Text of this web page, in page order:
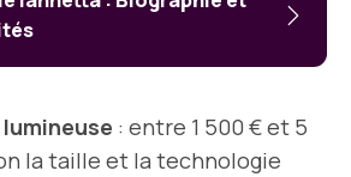
: entre 1 500 € et 5
la taille et la technologie